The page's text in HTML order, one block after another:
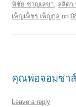
พิชัย ชาญเลขา, ลลิตา
เพ็ญเพ็ชร เพ็ญกุล on
คุณพ่อจอมซ่าส์
Leave a reply